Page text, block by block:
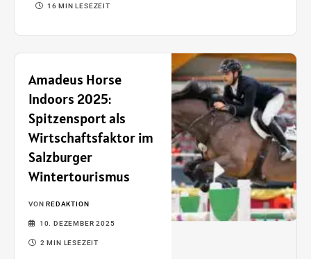
16 MIN LESEZEIT
Amadeus Horse
Indoors 2025:
Spitzensport als
Wirtschaftsfaktor im
Salzburger
Wintertourismus
VON REDAKTION
10. DEZEMBER 2025
2 MIN LESEZEIT